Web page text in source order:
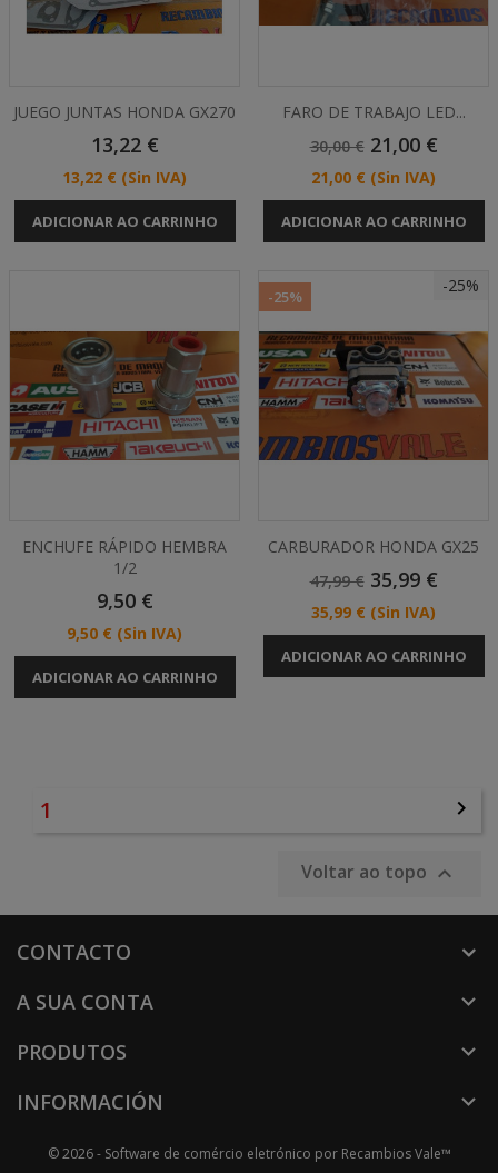
JUEGO JUNTAS HONDA GX270
Preço
13,22 €
Preço
13,22 € (Sin IVA)
ADICIONAR AO CARRINHO
FARO DE TRABAJO LED...
Preço
30,00 € Preço
21,00 €
Preço
21,00 € (Sin IVA)
ADICIONAR AO CARRINHO
ENCHUFE RÁPIDO HEMBRA
1/2
Preço
9,50 €
Preço
9,50 € (Sin IVA)
ADICIONAR AO CARRINHO
-25%
-25%
CARBURADOR HONDA GX25
Preço
47,99 € Preço
35,99 €
Preço
35,99 € (Sin IVA)
ADICIONAR AO CARRINHO
1 
Voltar ao topo 
CONTACTO
A SUA CONTA

PRODUTOS 
INFORMACIÓN 
© 2026 - Software de comércio eletrónico por Recambios Vale™